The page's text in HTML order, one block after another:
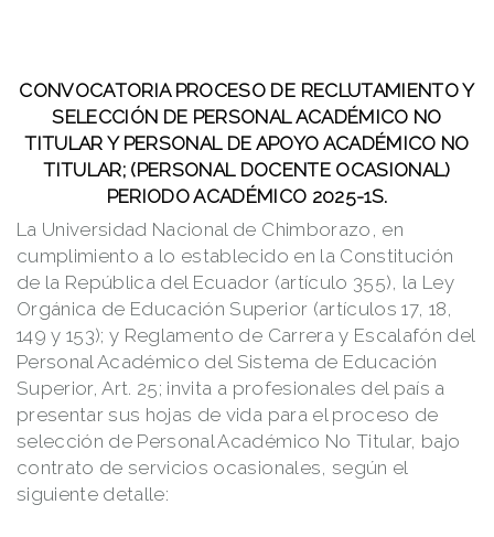
CONVOCATORIA PROCESO DE RECLUTAMIENTO Y
SELECCIÓN DE PERSONAL ACADÉMICO NO
TITULAR Y PERSONAL DE APOYO ACADÉMICO NO
TITULAR; (PERSONAL DOCENTE OCASIONAL)
PERIODO ACADÉMICO 2025-1S.
La Universidad Nacional de Chimborazo, en
cumplimiento a lo establecido en la Constitución
de la República del Ecuador (artículo 355), la Ley
Orgánica de Educación Superior (artículos 17, 18,
149 y 153); y Reglamento de Carrera y Escalafón del
Personal Académico del Sistema de Educación
Superior, Art. 25; invita a profesionales del país a
presentar sus hojas de vida para el proceso de
selección de Personal Académico No Titular, bajo
contrato de servicios ocasionales, según el
siguiente detalle: